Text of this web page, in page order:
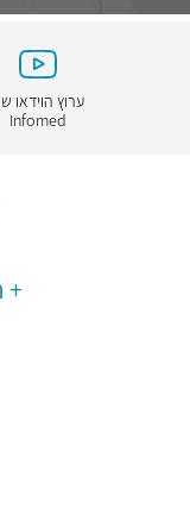
ערוץ הוידאו
Infomed